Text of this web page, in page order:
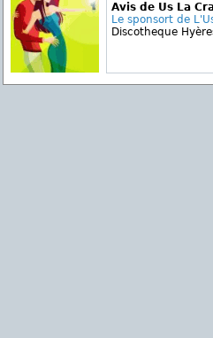
Avis de Us La
Le sponsort de
Discotheque